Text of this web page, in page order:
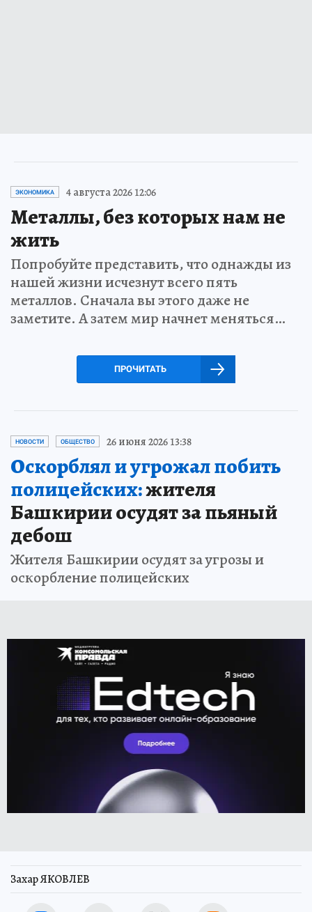
ЭКОНОМИКА 4 августа 2026 12:06
Металлы, без которых нам не
жить
Попробуйте представить, что однажды из
нашей жизни исчезнут всего пять
металлов. Сначала вы этого даже не
заметите. А затем мир начнет меняться…
ПРОЧИТАТЬ
НОВОСТИ ОБЩЕСТВО 26 июня 2026 13:38
Оскорблял и угрожал побить
полицейских:жителя
Башкирии осудят за пьяный
дебош
Жителя Башкирии осудят за угрозы и
оскорбление полицейских
Захар ЯКОВЛЕВ